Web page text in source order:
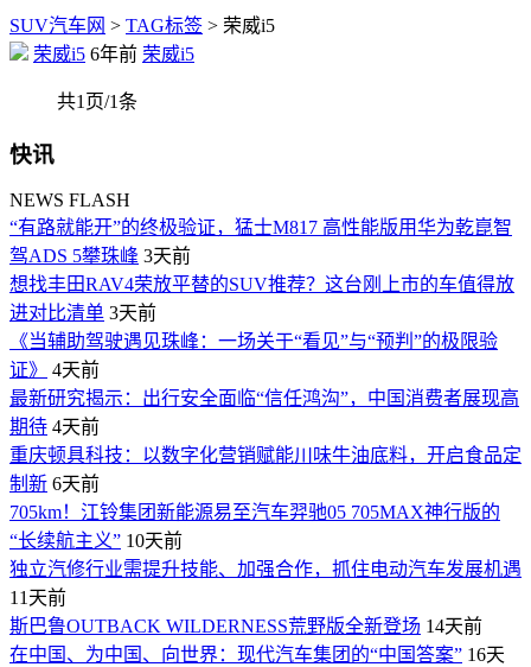
SUV汽车网 > TAG标签 > 荣威i5
荣威i5 6年前 荣威i5
共1页/1条
快讯
NEWS FLASH
“有路就能开”的终极验证，猛士M817 高性能版用华为乾崑智
驾ADS 5攀珠峰 3天前
想找丰田RAV4荣放平替的SUV推荐？这台刚上市的车值得放
进对比清单 3天前
《当辅助驾驶遇见珠峰：一场关于“看见”与“预判”的极限验
证》
4天前
最新研究揭示：出行安全面临“信任鸿沟”，中国消费者展现高
期待 4天前
重庆顿具科技：以数字化营销赋能川味牛油底料，开启食品定
制新 6天前
705km！江铃集团新能源易至汽车羿驰05 705MAX神行版的
“长续航主义” 10天前
独立汽修行业需提升技能、加强合作，抓住电动汽车发展机遇
11天前
斯巴鲁OUTBACK WILDERNESS荒野版全新登场 14天前
在中国、为中国、向世界：现代汽车集团的“中国答案” 16天